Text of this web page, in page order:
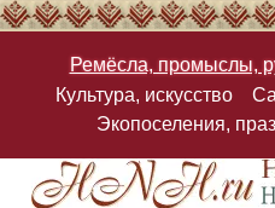
Ремёсла, промыслы,
Культура, искусство
Экопоселения,